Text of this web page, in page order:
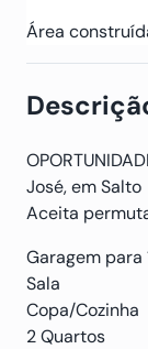
Área
José, em Salto
Aceita
Garagem para
Sala
Copa/Cozinha
2 Quartos